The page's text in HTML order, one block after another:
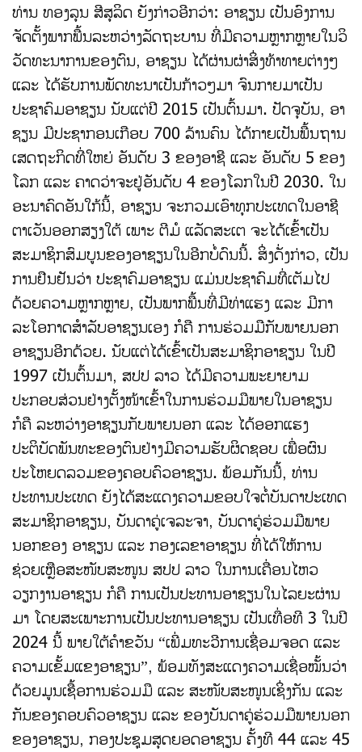
ທ່ານ ທອງລຸນ ສີສຸລິດ ຍັງກ່າວອີກວ່າ: ອາຊຽນ ເປັນອົງການ
ຈັດຕັ້ງພາກພື້ນລະຫວ່າງລັດຖະບານ ທີ່ມີຄວາມຫຼາກຫຼາຍໃນວິ
ວັດທະນາການຂອງຕົນ, ອາຊຽນ ໄດ້ຜ່ານຜ່າສິ່ງທ້າທາຍຕ່າງໆ
ແລະ ໄດ້ຮັບການພັດທະນາເປັນກ້າວໆມາ ຈົນກາຍມາເປັນ
ປະຊາຄົມອາຊຽນ ນັບແຕ່ປີ 2015 ເປັນຕົ້ນມາ. ປັດຈຸບັນ, ອາ
ຊຽນ ມີປະຊາກອນເກືອບ 700 ລ້ານຄົນ ໄດ້ກາຍເປັນພື້ນຖານ
ເສດຖະກິດທີ່ໃຫຍ່ ອັນດັບ 3 ຂອງອາຊີ ແລະ ອັນດັບ 5 ຂອງ
ໂລກ ແລະ ຄາດວ່າຈະຢູ່ອັນດັບ 4 ຂອງໂລກໃນປີ 2030. ໃນ
ອະນາຄົດອັນໃກ້ນີ້, ອາຊຽນ ຈະກວມເອົາທຸກປະເທດໃນອາຊີ
ຕາເວັນອອກສຽງໃຕ້ ເພາະ ຕີມໍ ແລັດສະເຕ ຈະໄດ້ເຂົ້າເປັນ
ສະມາຊິກສົມບູນຂອງອາຊຽນໃນອີກບໍ່ດົນນີ້. ສິ່ງດັ່ງກ່າວ, ເປັນ
ການຢືນຢັນວ່າ ປະຊາຄົມອາຊຽນ ແມ່ນປະຊາຄົມທີ່ເຕັມໄປ
ດ້ວຍຄວາມຫຼາກຫຼາຍ, ເປັນພາກພື້ນທີ່ມີທ່າແຮງ ແລະ ມີກາ
ລະໂອກາດສຳລັບອາຊຽນເອງ ກໍຄື ການຮ່ວມມືກັບພາຍນອກ
ອາຊຽນອີກດ້ວຍ. ນັບແຕ່ໄດ້ເຂົ້າເປັນສະມາຊິກອາຊຽນ ໃນປີ
1997 ເປັນຕົ້ນມາ, ສປປ ລາວ ໄດ້ມີຄວາມພະຍາຍາມ
ປະກອບສ່ວນຢ່າງຕັ້ງໜ້າເຂົ້າໃນການຮ່ວມມືພາຍໃນອາຊຽນ
ກໍຄື ລະຫວ່າງອາຊຽນກັບພາຍນອກ ແລະ ໄດ້ອອກແຮງ
ປະຕິບັດພັນທະຂອງຕົນຢ່າງມີຄວາມຮັບຜິດຊອບ ເພື່ອຜົນ
ປະໂຫຍດລວມຂອງຄອບຄົວອາຊຽນ. ພ້ອມກັນນີ້, ທ່ານ
ປະທານປະເທດ ຍັງໄດ້ສະແດງຄວາມຂອບໃຈຕໍ່ບັນດາປະເທດ
ສະມາຊິກອາຊຽນ, ບັນດາຄູ່ເຈລະຈາ, ບັນດາຄູ່ຮ່ວມມືພາຍ
ນອກຂອງ ອາຊຽນ ແລະ ກອງເລຂາອາຊຽນ ທີ່ໄດ້ໃຫ້ການ
ຊ່ວຍເຫຼືອສະໜັບສະໜູນ ສປປ ລາວ ໃນການເຄື່ອນໄຫວ
ວຽກງານອາຊຽນ ກໍຄື ການເປັນປະທານອາຊຽນໃນໄລຍະຜ່ານ
ມາ ໂດຍສະເພາະການເປັນປະທານອາຊຽນ ເປັນເທື່ອທີ 3 ໃນປີ
2024 ນີ້ ພາຍໃຕ້ຄຳຂວັນ “ເພີ່ມທະວີການເຊື່ອມຈອດ ແລະ
ຄວາມເຂັ້ມແຂງອາຊຽນ”, ພ້ອມທັງສະແດງຄວາມເຊື່ອໝັ້ນວ່າ
ດ້ວຍມູນເຊື້ອການຮ່ວມມື ແລະ ສະໜັບສະໜູນເຊິ່ງກັນ ແລະ
ກັນຂອງຄອບຄົວອາຊຽນ ແລະ ຂອງບັນດາຄູ່ຮ່ວມມືພາຍນອກ
ຂອງອາຊຽນ, ກອງປະຊຸມສຸດຍອດອາຊຽນ ຄັ້ງທີ 44 ແລະ 45